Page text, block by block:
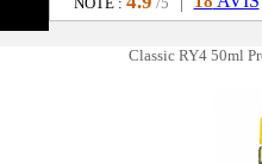
Classic RY4 50ml